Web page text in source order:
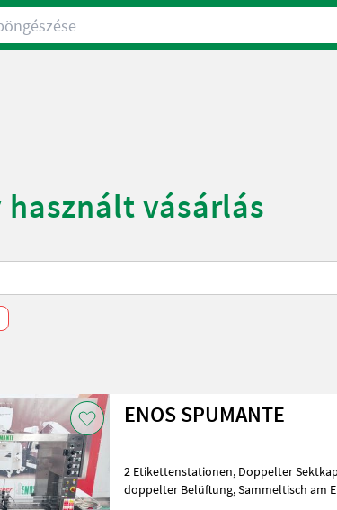
használt vásárlás
ENOS SPUMANTE
2 Etikettenstationen, Doppelter Sektkapselanfalter, Thermokopf mit
doppelter Belüftung, Sammeltisch am Ende, Sektkapselverteiler,